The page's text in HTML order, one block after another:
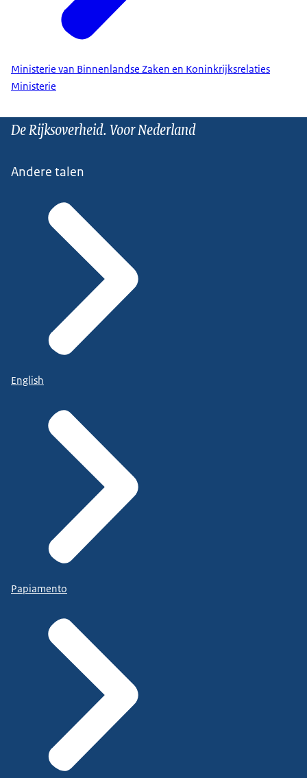
Ministerie van Binnenlandse Zaken en Koninkrijksrelaties
Ministerie
De Rijksoverheid. Voor Nederland
Andere talen
English
Papiamento